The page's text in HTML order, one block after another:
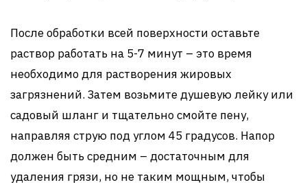
После обработки всей поверхности оставьте
раствор работать на 5-7 минут – это время
необходимо для растворения жировых
загрязнений. Затем возьмите душевую лейку или
садовый шланг и тщательно смойте пену,
направляя струю под углом 45 градусов. Напор
должен быть средним – достаточным для
удаления грязи, но не таким мощным, чтобы